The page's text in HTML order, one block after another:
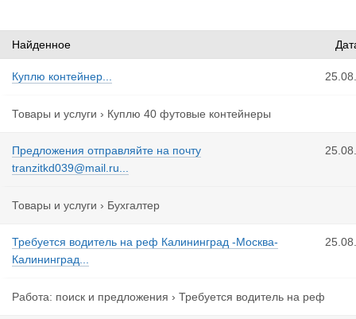
Найденное
Куплю контейнер...
Товары и услуги › Куплю 40 футовые контейнеры
Предложения отправляйте на почту
tranzitkd039@mail.ru...
Товары и услуги › Бухгалтер
Требуется водитель на реф Калининград -Москва-
Калининград...
Работа: поиск и предложения › Требуется водитель на реф